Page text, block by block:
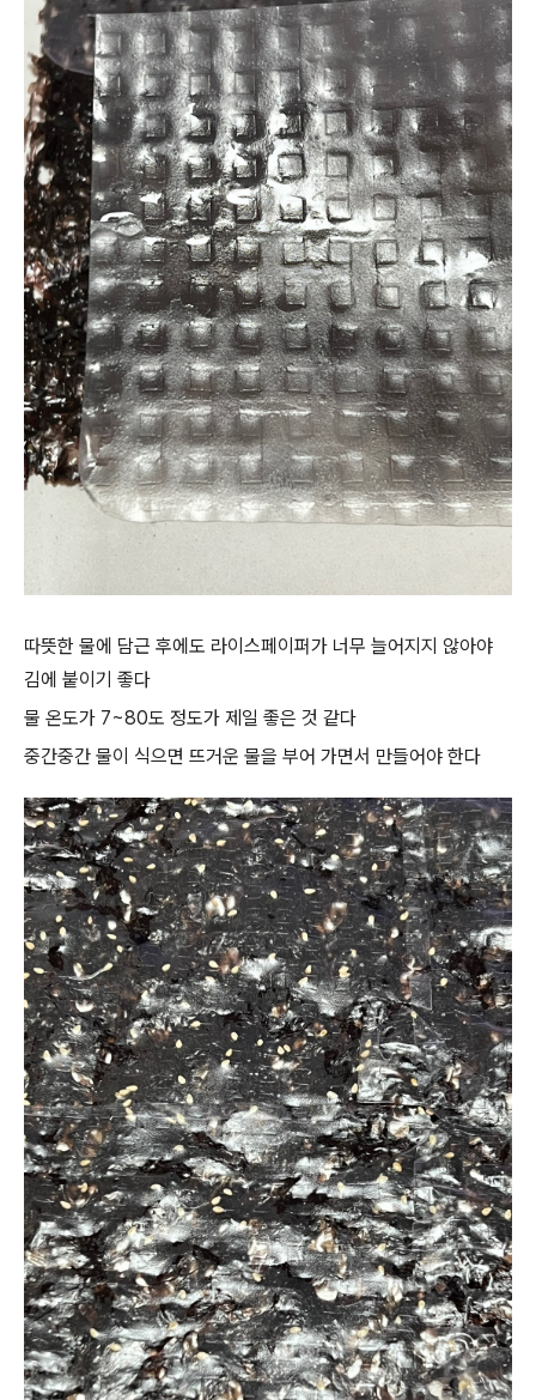
따뜻한 물에 담근 후에도 라이스페이퍼가 너무 늘어지지 않아야
김에 붙이기 좋다
물 온도가 7~80도 정도가 제일 좋은 것 같다
중간중간 물이 식으면 뜨거운 물을 부어 가면서 만들어야 한다